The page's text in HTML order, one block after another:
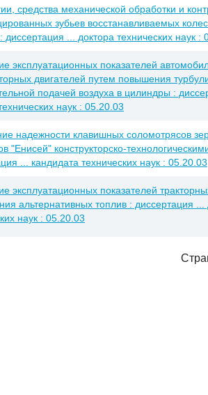
средства механической обработки и
зубьев восстанавливаемых
диссертация ... доктора технических наук :
эксплуатационных показателей
двигателей путем повышения
подачей воздуха в цилиндры :
наук : 05.20.03
надежности клавишных соломотрясов
"Енисей" конструкторско-
... кандидата технических наук : 05.20.03
эксплуатационных показателей
альтернативных топлив : диссертация ...
наук : 05.20.03